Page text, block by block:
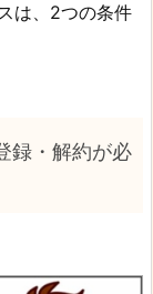
は、2つの条件
録・解約が必